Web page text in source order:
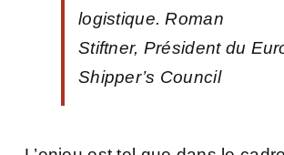
logistique. Roman
Stiftner, Président du
Shipper’s Council